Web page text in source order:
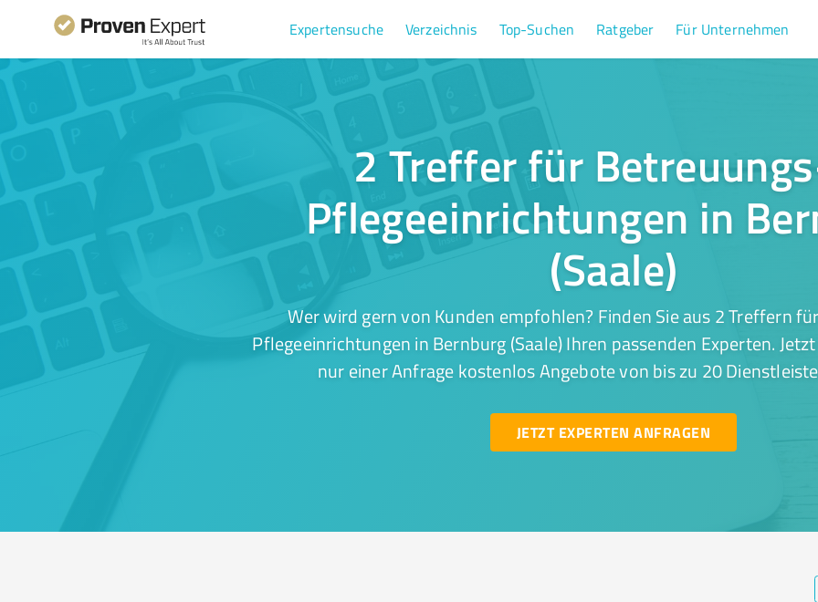
Expertensuche Verzeichnis Top-Suchen Ratgeber Für Unternehmen
2 Treffer für
Pflegeeinrichtungen in
(Saale)
Wer wird gern von Kunden empfohlen? Finden Sie aus 2 Treffern
Pflegeeinrichtungen in Bernburg (Saale) Ihren passenden Experten.
nur einer Anfrage kostenlos Angebote von bis zu 20
JETZT EXPERTEN ANFRAGEN